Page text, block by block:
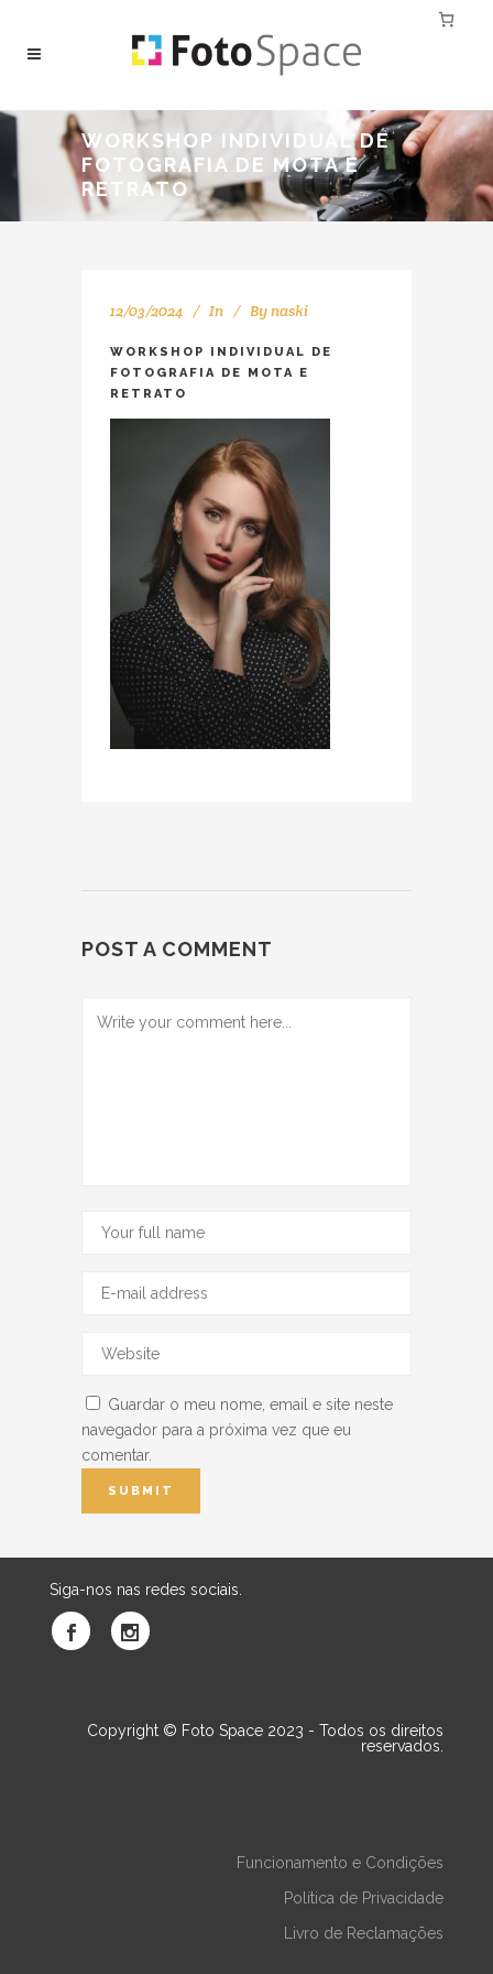
WORKSHOP INDIVIDUAL DE
FOTOGRAFIA DE MOTA E
RETRATO
12/03/2024 In Bynaski
WORKSHOP INDIVIDUAL DE
FOTOGRAFIA DE MOTA E
RETRATO
POST A COMMENT
Guardar o meu nome, email e site neste
navegador para a próxima vez que eu
comentar.
Siga-nos nas redes sociais.
Copyright © Foto Space 2023 - Todos os direitos
reservados.
Funcionamento e Condições
Política de Privacidade
Livro de Reclamações